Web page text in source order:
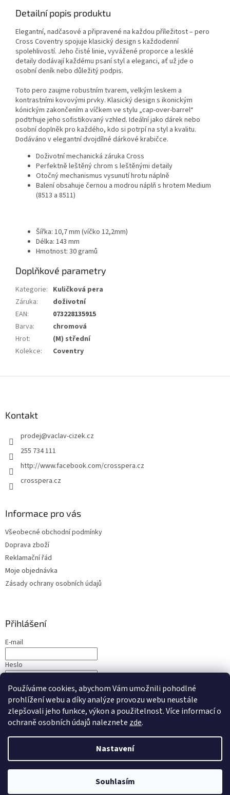
Používáme cookies, abychom Vám umožnili pohodlné
prohlížení webu a díky analýze provozu webu neustále
zlepšovali jeho funkce, výkon a použitelnost. Více informací o
ochraně osobních údajů naleznete zde.
Nastavení
Souhlasím
Detailní popis produktu
Elegantní, nadčasové a připravené na každou příležitost – pero
Cross Coventry spojuje klasický design s každodenní
spolehlivostí. Jeho čisté linie, vyvážené proporce a lesklé
detaily dodávají každému psaní styl a eleganci, ať už jde o
osobní deník nebo důležitý podpis.
Toto pero zaujme robustním tvarem, velkým leskem a
kontrastními kovovými prvky. Klasický design s ikonickým
kónickým zakončením a víčkem ve stylu „cap-over-barrel“
podtrhuje jeho sofistikovaný vzhled. Ideální jako dárek nebo
osobní doplněk pro každého, kdo si potrpí na styl a kvalitu.
Dodáváno v elegantní dvojdílné dárkové krabičce.
Doživotní mechanická záruka Cross
Perfektně leštěný chrom s leštěnými detaily
Otočný mechanismus vysunutí hrotu náplně
Balení obsahuje černou a modrou náplň s hrotem Medium
(8513 a 8511)
Šířka: 10,7 mm (víčko 12,2mm)
Délka: 143 mm
Hmotnost: 30 gramů
Doplňkové parametry
Kategorie: Kuličková pera
Záruka:
doživotní
EAN:
073228135915
Barva:
chromová
Hrot:
(M) střední
Kolekce: Coventry
Kontakt
prodej@vaclav-cizek.cz
255 734 111
http://www.facebook.com/crosspera.cz
crosspera.cz
Informace pro vás
Všeobecné obchodní podmínky
Doprava zboží
Reklamační řád
Moje objednávka
Zásady ochrany osobních údajů
Přihlášení
E-mail
Heslo
PŘIHLÁSIT SE
Nová registrace Zapomenuté heslo
Vytvořil Shoptet
Cross-pera.cz. Všechna práva vyhrazena.